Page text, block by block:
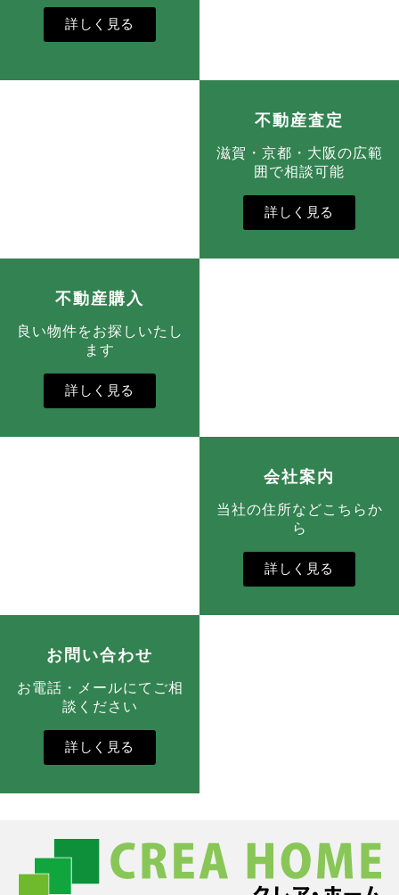
詳しく見る
不動産査定
滋賀・京都・大阪の広範
囲で相談可能
詳しく見る
不動産購入
良い物件をお探しいたし
ます
詳しく見る
会社案内
当社の住所などこちらか
ら
詳しく見る
お問い合わせ
お電話・メールにてご相
談ください
詳しく見る